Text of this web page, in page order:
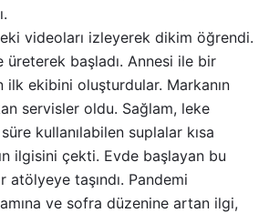
videoları izleyerek dikim öğrendi.
üreterek başladı. Annesi ile bir
ilk ekibini oluşturdular. Markanın
servisler oldu. Sağlam, leke
kullanılabilen suplalar kısa
ilgisini çekti. Evde başlayan bu
atölyeye taşındı. Pandemi
ve sofra düzenine artan ilgi,